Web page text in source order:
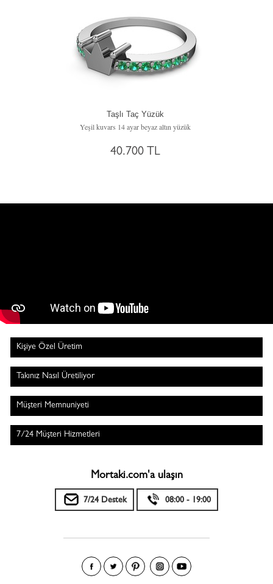
Taşlı Taç Yüzük
Yeşil kuvars 14 ayar beyaz altın yüzük
40.700 TL
Kişiye Özel Üretim
Takınız Nasıl Üretiliyor
Müşteri Memnuniyeti
7/24 Müşteri Hizmetleri
Mortaki.com'a ulaşın
7/24 Destek 08:00 - 19:00